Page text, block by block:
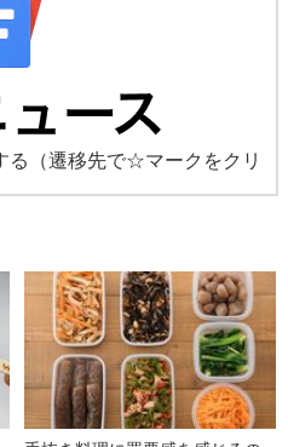
る
（遷移先で☆マークをクリ